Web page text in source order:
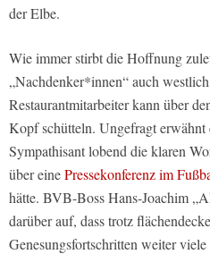
der Elbe.
Wie immer stirbt die Hoffnung
„Nachdenker*innen“ auch
Restaurantmitarbeiter kann über
Kopf schütteln. Ungefragt
Sympathisant lobend die klaren
über einePressekonferenz im
hätte. BVB-Boss Hans-Joachim
darüber auf, dass trotz
Genesungsfortschritten weiter viele